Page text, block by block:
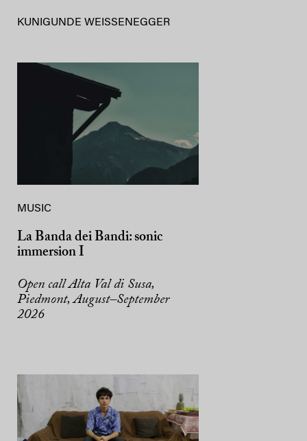
KUNIGUNDE WEISSENEGGER
MUSIC
La Banda dei Bandi: sonic
immersion I
Open call Alta Val di Susa,
Piedmont, August–September
2026